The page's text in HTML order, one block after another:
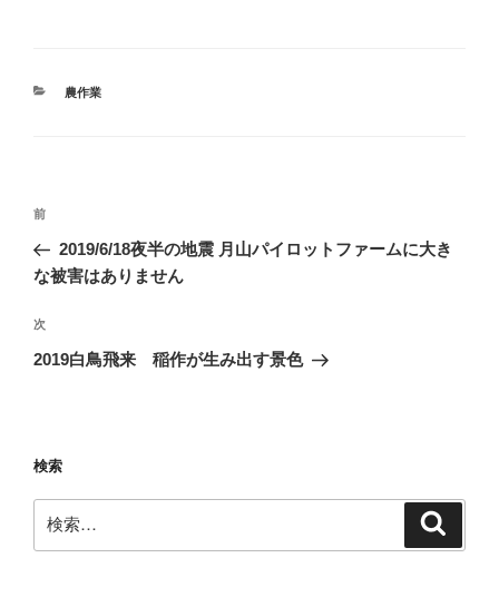
カ
農作業
投
ナ
ゲ
ー
前
の
投
前
2019/6/18夜半の地震 月山パイロットファームに大き
な被害はありません
次
の
次
2019白鳥飛来 稲作が生み出す景色
検索
索: